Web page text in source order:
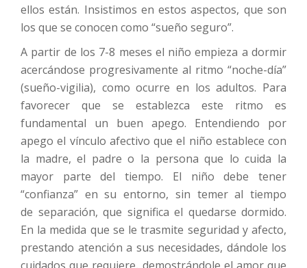
ellos están. Insistimos en estos aspectos, que son
los que se conocen como “sueño seguro”.
A partir de los 7-8 meses el niño empieza a dormir
acercándose progresivamente al ritmo “noche-día”
(sueño-vigilia), como ocurre en los adultos. Para
favorecer que se establezca este ritmo es
fundamental un buen apego. Entendiendo por
apego el vínculo afectivo que el niño establece con
la madre, el padre o la persona que lo cuida la
mayor parte del tiempo. El niño debe tener
“confianza” en su entorno, sin temer al tiempo
de separación, que significa el quedarse dormido.
En la medida que se le trasmite seguridad y afecto,
prestando atención a sus necesidades, dándole los